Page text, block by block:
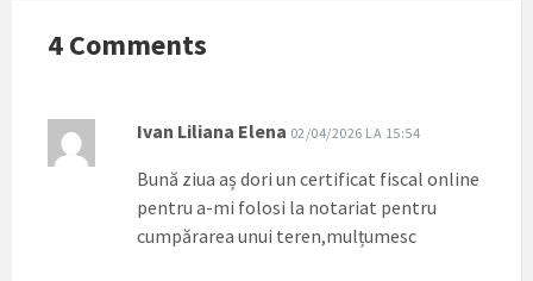
4 Comments
Ivan Liliana Elena 02/04/2026 LA 15:54
Bună ziua aș dori un certificat fiscal online
pentru a-mi folosi la notariat pentru
cumpărarea unui teren,mulțumesc